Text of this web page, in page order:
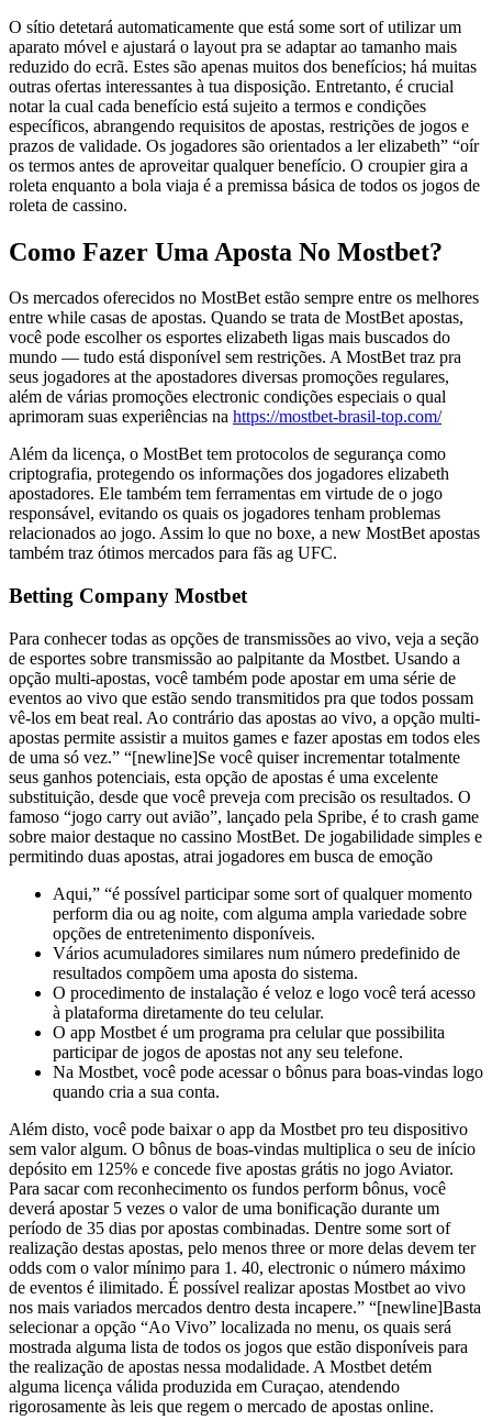
O sítio detetará automaticamente que está some sort of utilizar um
aparato móvel e ajustará o layout pra se adaptar ao tamanho mais
reduzido do ecrã. Estes são apenas muitos dos benefícios; há muitas
outras ofertas interessantes à tua disposição. Entretanto, é crucial
notar la cual cada benefício está sujeito a termos e condições
específicos, abrangendo requisitos de apostas, restrições de jogos e
prazos de validade. Os jogadores são orientados a ler elizabeth” “oír
os termos antes de aproveitar qualquer benefício. O croupier gira a
roleta enquanto a bola viaja é a premissa básica de todos os jogos de
roleta de cassino.
Como Fazer Uma Aposta No Mostbet?
Os mercados oferecidos no MostBet estão sempre entre os melhores
entre while casas de apostas. Quando se trata de MostBet apostas,
você pode escolher os esportes elizabeth ligas mais buscados do
mundo — tudo está disponível sem restrições. A MostBet traz pra
seus jogadores at the apostadores diversas promoções regulares,
além de várias promoções electronic condições especiais o qual
aprimoram suas experiências na https://mostbet-brasil-top.com/
Além da licença, o MostBet tem protocolos de segurança como
criptografia, protegendo os informações dos jogadores elizabeth
apostadores. Ele também tem ferramentas em virtude de o jogo
responsável, evitando os quais os jogadores tenham problemas
relacionados ao jogo. Assim lo que no boxe, a new MostBet apostas
também traz ótimos mercados para fãs ag UFC.
Betting Company Mostbet
Para conhecer todas as opções de transmissões ao vivo, veja a seção
de esportes sobre transmissão ao palpitante da Mostbet. Usando a
opção multi-apostas, você também pode apostar em uma série de
eventos ao vivo que estão sendo transmitidos pra que todos possam
vê-los em beat real. Ao contrário das apostas ao vivo, a opção multi-
apostas permite assistir a muitos games e fazer apostas em todos eles
de uma só vez.” “[newline]Se você quiser incrementar totalmente
seus ganhos potenciais, esta opção de apostas é uma excelente
substituição, desde que você preveja com precisão os resultados. O
famoso “jogo carry out avião”, lançado pela Spribe, é to crash game
sobre maior destaque no cassino MostBet. De jogabilidade simples e
permitindo duas apostas, atrai jogadores em busca de emoção
Aqui,” “é possível participar some sort of qualquer momento
perform dia ou ag noite, com alguma ampla variedade sobre
opções de entretenimento disponíveis.
Vários acumuladores similares num número predefinido de
resultados compõem uma aposta do sistema.
O procedimento de instalação é veloz e logo você terá acesso
à plataforma diretamente do teu celular.
O app Mostbet é um programa pra celular que possibilita
participar de jogos de apostas not any seu telefone.
Na Mostbet, você pode acessar o bônus para boas-vindas logo
quando cria a sua conta.
Além disto, você pode baixar o app da Mostbet pro teu dispositivo
sem valor algum. O bônus de boas-vindas multiplica o seu de início
depósito em 125% e concede five apostas grátis no jogo Aviator.
Para sacar com reconhecimento os fundos perform bônus, você
deverá apostar 5 vezes o valor de uma bonificação durante um
período de 35 dias por apostas combinadas. Dentre some sort of
realização destas apostas, pelo menos three or more delas devem ter
odds com o valor mínimo para 1. 40, electronic o número máximo
de eventos é ilimitado. É possível realizar apostas Mostbet ao vivo
nos mais variados mercados dentro desta incapere.” “[newline]Basta
selecionar a opção “Ao Vivo” localizada no menu, os quais será
mostrada alguma lista de todos os jogos que estão disponíveis para
the realização de apostas nessa modalidade. A Mostbet detém
alguma licença válida produzida em Curaçao, atendendo
rigorosamente às leis que regem o mercado de apostas online.